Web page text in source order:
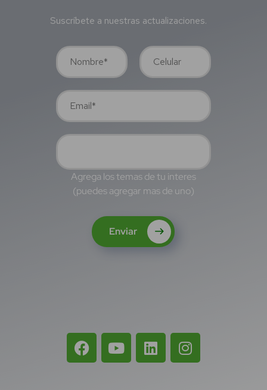
Suscríbete a nuestras actualizaciones.
Agrega los temas de tu interes
(puedes agregar mas de uno)
Enviar